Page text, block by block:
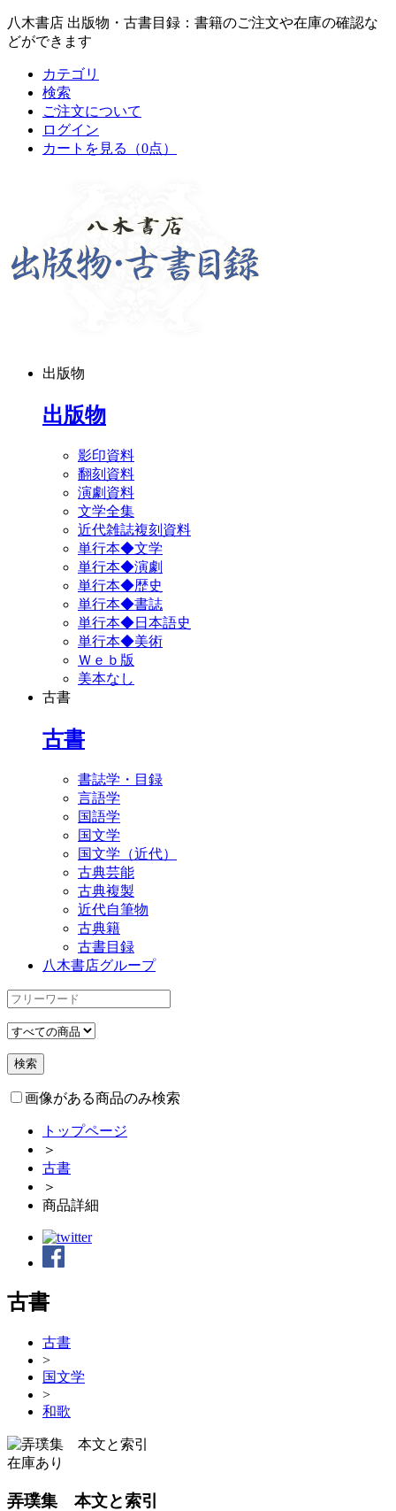
八木書店 出版物・古書目録：書籍のご注文や在庫の確認な
どができます
カテゴリ
検索
ご注文について
ログイン
カートを見る
（0点）
出版物
出版物
影印資料
翻刻資料
演劇資料
文学全集
近代雑誌複刻資料
単行本◆文学
単行本◆演劇
単行本◆歴史
単行本◆書誌
単行本◆日本語史
単行本◆美術
Ｗｅｂ版
美本なし
古書
古書
書誌学・目録
言語学
国語学
国文学
国文学（近代）
古典芸能
古典複製
近代自筆物
古典籍
古書目録
八木書店グループ
画像がある商品のみ検索
トップページ
＞
古書
＞
商品詳細
古書
古書
>
国文学
>
和歌
在庫あり
弄璞集 本文と索引